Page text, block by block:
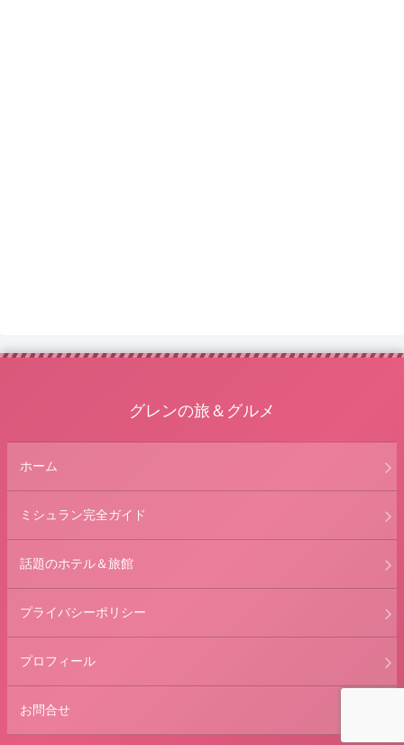
グレンの旅＆グルメ
ホーム
ミシュラン完全ガイド
話題のホテル＆旅館
プライバシーポリシー
プロフィール
お問合せ